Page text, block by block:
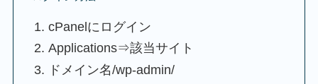
cPanelにログイン
Applications⇒該当サイト
ドメイン名/wp-admin/